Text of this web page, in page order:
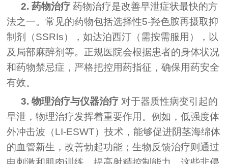
2. 药物治疗 药物治疗是改善早泄症状最快的方
法之一。常见的药物包括选择性5-羟色胺再摄取抑
制剂（SSRIs），如达泊西汀（需按需服用），以
及局部麻醉剂等。正规医院会根据患者的身体状况
和药物禁忌症，严格把控用药指征，确保用药安全
有效。
3. 物理治疗与仪器治疗 对于器质性病变引起的
早泄，物理治疗发挥着重要作用。例如，低强度体
外冲击波（LI-ESWT）技术，能够促进阴茎海绵体
的血管新生，改善勃起功能；生物反馈治疗则通过